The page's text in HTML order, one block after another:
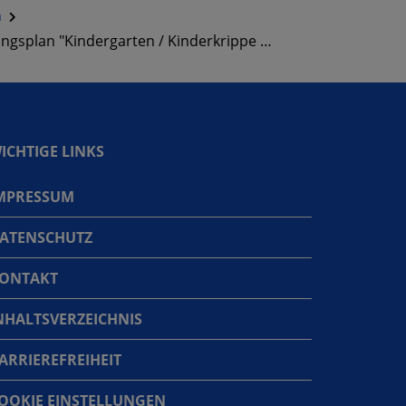
"Kindergarten / Kinderkrippe …
LINKS
EINSTELLUNGEN